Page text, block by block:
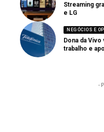
Streaming
e LG
NEGÓCIOS E
Dona da
trabalho e
-